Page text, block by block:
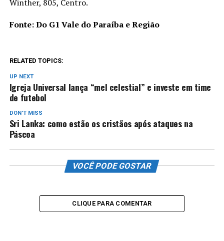
Winther, 805, Centro.
Fonte: Do G1 Vale do Paraíba e Região
RELATED TOPICS:
UP NEXT
Igreja Universal lança “mel celestial” e investe em time
de futebol
DON'T MISS
Sri Lanka: como estão os cristãos após ataques na
Páscoa
VOCÊ PODE GOSTAR
CLIQUE PARA COMENTAR